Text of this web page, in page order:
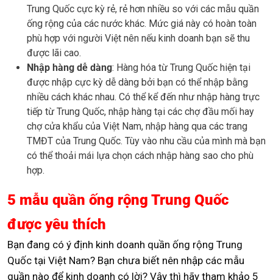
Trung Quốc cực kỳ rẻ, rẻ hơn nhiều so với các mẫu quần
ống rộng của các nước khác. Mức giá này có hoàn toàn
phù hợp với người Việt nên nếu kinh doanh bạn sẽ thu
được lãi cao.
Nhập hàng dễ dàng: Hàng hóa từ Trung Quốc hiện tại
được nhập cực kỳ dễ dàng bởi bạn có thể nhập bằng
nhiều cách khác nhau. Có thể kể đến như nhập hàng trực
tiếp từ Trung Quốc, nhập hàng tại các chợ đầu mối hay
chợ cửa khẩu của Việt Nam, nhập hàng qua các trang
TMĐT của Trung Quốc. Tùy vào nhu cầu của mình mà bạn
có thể thoải mái lựa chọn cách nhập hàng sao cho phù
hợp.
5 mẫu quần ống rộng Trung Quốc
được yêu thích
Bạn đang có ý định kinh doanh quần ống rộng Trung
Quốc tại Việt Nam? Bạn chưa biết nên nhập các mẫu
quần nào để kinh doanh có lời? Vậy thì hãy tham khảo 5